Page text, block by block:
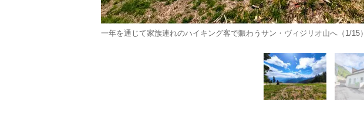
一年を通じて家族連れのハイキング客で賑わうサン・ヴィジリオ山へ（1/15）